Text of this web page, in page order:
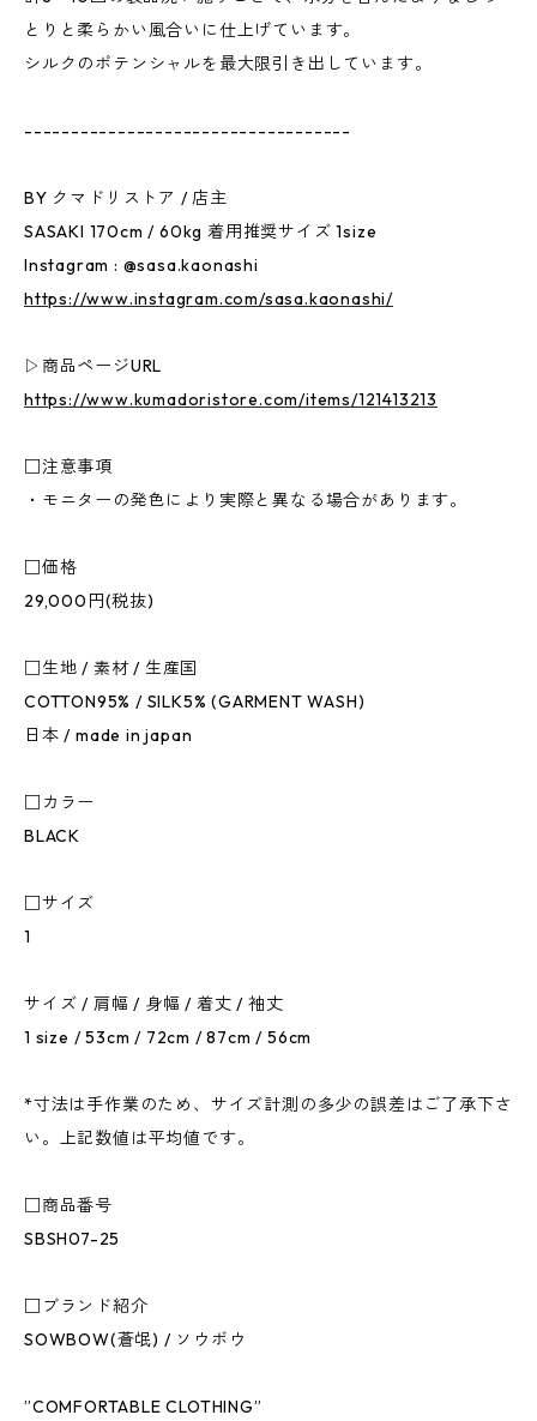
とりと柔らかい風合いに仕上げています。
シルクのポテンシャルを最大限引き出しています。
-----------------------------------
BY クマドリストア / 店主
SASAKI 170cm / 60kg 着用推奨サイズ 1size
Instagram : @sasa.kaonashi
https://www.instagram.com/sasa.kaonashi/
▷商品ページURL
https://www.kumadoristore.com/items/121413213
□注意事項
・モニターの発色により実際と異なる場合があります。
□価格
29,000円(税抜)
□生地 / 素材 / 生産国
COTTON95% / SILK5% (GARMENT WASH)
日本 / made in japan
□カラー
BLACK
□サイズ
1
サイズ / 肩幅 / 身幅 / 着丈 / 袖丈
1 size / 53cm / 72cm / 87cm / 56cm
*寸法は手作業のため、サイズ計測の多少の誤差はご了承下さ
い。上記数値は平均値です。
□商品番号
SBSH07-25
□ブランド紹介
SOWBOW(蒼氓) / ソウボウ
”COMFORTABLE CLOTHING”